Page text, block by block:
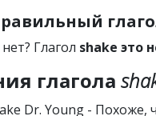
Глагол shake это
глагола
Dr. Young - Похоже,